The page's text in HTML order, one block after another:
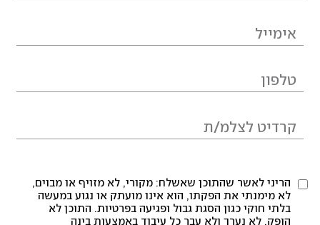
הריני לאשר שהתוכן שאשלח: מקורי, לא מזויף או מבוים,
לא מימנתי את הפקתו, הוא אינו מועתק או נגוע במעשה
בלתי חוקי כגון הסגת גבול ופגיעה בפרטיות. התוכן לא
הופק, לא נערך ולא עבר כל עיבוד באמצעות בינה